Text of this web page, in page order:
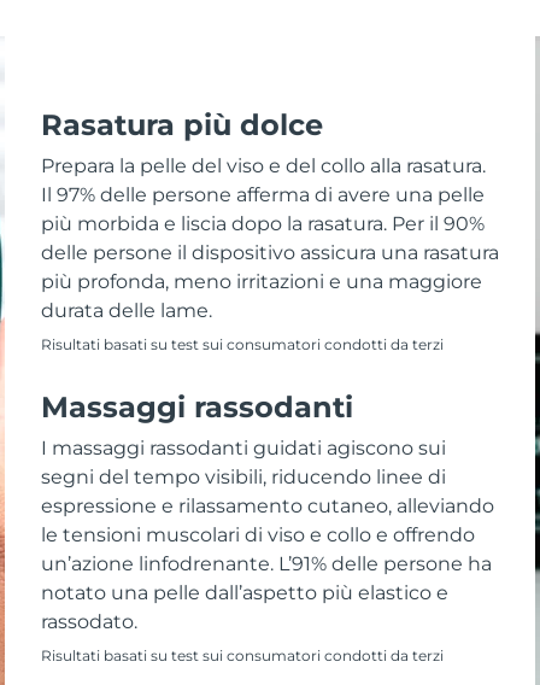
Rasatura più dolce
Prepara la pelle del viso e del collo alla rasatura.
Il 97% delle persone afferma di avere una pelle
più morbida e liscia dopo la rasatura. Per il 90%
delle persone il dispositivo assicura una rasatura
più profonda, meno irritazioni e una maggiore
durata delle lame.
Risultati basati su test sui consumatori condotti da terzi
Massaggi rassodanti
I massaggi rassodanti guidati agiscono sui
segni del tempo visibili, riducendo linee di
espressione e rilassamento cutaneo, alleviando
le tensioni muscolari di viso e collo e offrendo
un’azione linfodrenante. L’91% delle persone ha
notato una pelle dall’aspetto più elastico e
rassodato.
Risultati basati su test sui consumatori condotti da terzi